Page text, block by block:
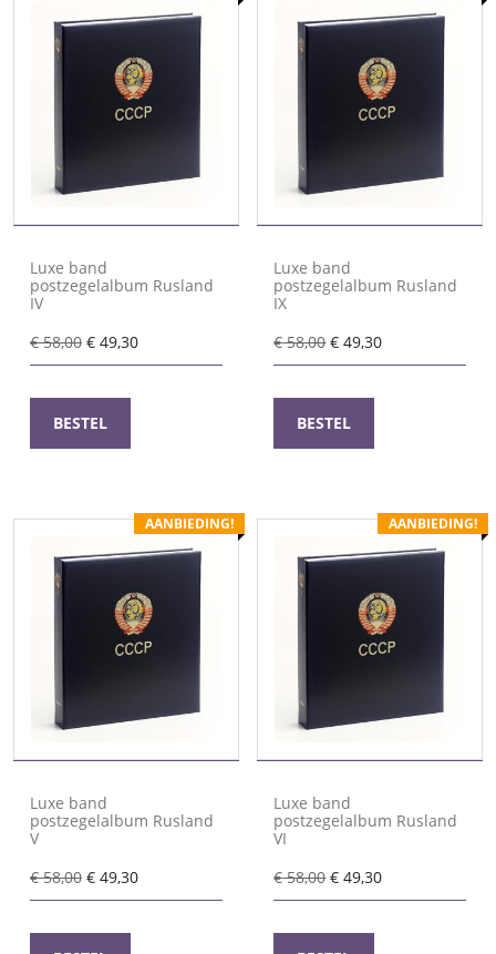
Luxe band
postzegelalbum Rusland
IV
€58,00 Oorspronkelijke
prijs
€ 58,00.
€ 49,30Huidige
prijs
BESTEL
Luxe band
postzegelalbum Rusland
IX
€58,00Oorspronkelijke
prijs
€ 58,00.
€ 49,30Huidige
prijs
BESTEL
AANBIEDING!
Luxe band
postzegelalbum Rusland
V
€58,00 Oorspronkelijke
prijs
€ 58,00.
€ 49,30Huidige
prijs
AANBIEDING!
Luxe band
postzegelalbum Rusland
VI
€58,00Oorspronkelijke
prijs
€ 58,00.
€ 49,30Huidige
prijs